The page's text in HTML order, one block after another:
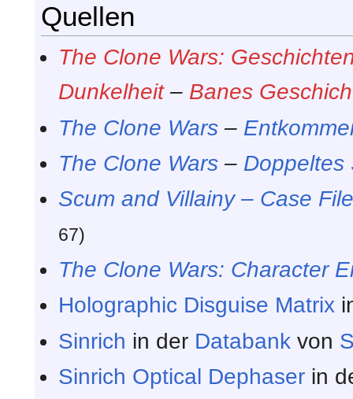
Quellen
The Clone Wars:
Dunkelheit– Banes
The Clone Wars –
The Clone Wars – Doppeltes
Scum and Villainy – Case
67)
The Clone Wars: Character
Holographic Disguise Matrix
Sinrich in der Databank von
Sinrich Optical Dephaser in